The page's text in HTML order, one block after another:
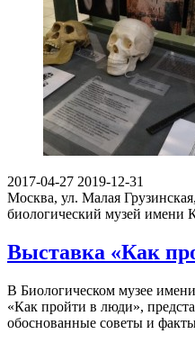
2017-04-27 2019-12-31
Москва, ул. Малая
биологический музей имени
Выставка «Как
В Биологическом музее
«Как пройти в люди»,
обоснованные советы и